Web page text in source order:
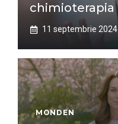
chimioterapia
11 septembrie 2024
MONDEN